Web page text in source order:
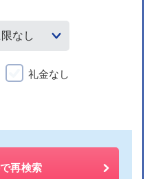
礼金なし
再検索